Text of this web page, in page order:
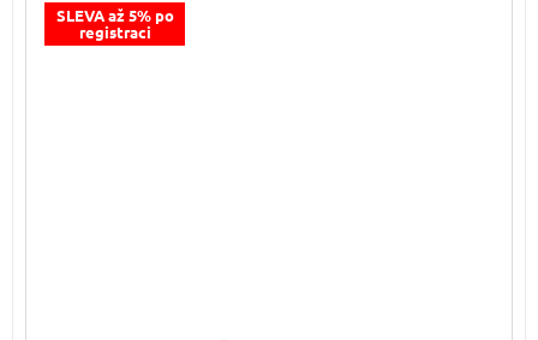
SLEVA až 5% po
registraci